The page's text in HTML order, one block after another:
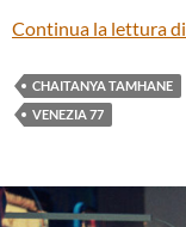
Continua la lettura di
CHAITANYA TAMHANE
VENEZIA 77